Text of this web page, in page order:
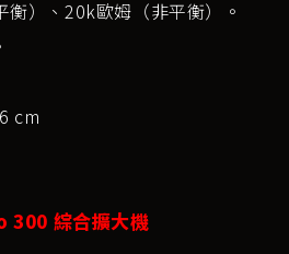
）、20k歐姆（非平衡）。
cm
綜合擴大機